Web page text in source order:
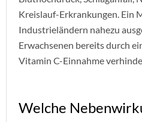
Kreislauf-Erkrankungen. Ein
Industrieländern nahezu
Erwachsenen bereits durch
Vitamin C-Einnahme
Welche